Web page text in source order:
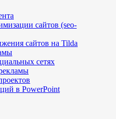
сайтов (seo-
сайтов на Tilda
сетях
в PowerPoint